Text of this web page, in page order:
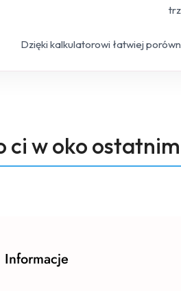
Dzięki kalkulatorowi łatwiej
ci w oko
Informacje